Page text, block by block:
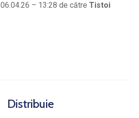
06.04.26 – 13:28 de către Tistoi
Distribuie